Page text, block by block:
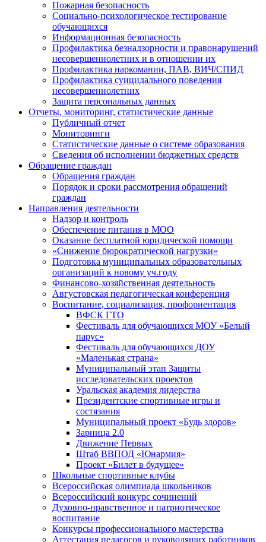
Пожарная безопасность
Социально-психологическое тестирование
обучающихся
Информационная безопасность
Профилактика безнадзорности и правонарушений
несовершеннолетних и в отношении их
Профилактика наркомании, ПАВ, ВИЧ/СПИД
Профилактика суицидального поведения
несовершеннолетних
Защита персональных данных
Отчеты, мониторинг, статистические данные
Публичный отчет
Мониторинги
Статистические данные о системе образования
Сведения об исполнении бюджетных средств
Обращение граждан
Обращения граждан
Порядок и сроки рассмотрения обращений
граждан
Направления деятельности
Надзор и контроль
Обеспечение питания в МОО
Оказание бесплатной юридической помощи
«Снижение бюрократической нагрузки»
Подготовка муниципальных образовательных
организаций к новому уч.году
Финансово-хозяйственная деятельность
Августовская педагогическая конференция
Воспитание, социализация, профориентация
ВФСК ГТО
Фестиваль для обучающихся МОУ «Белый
парус»
Фестиваль для обучающихся ДОУ
«Маленькая страна»
Муниципальный этап Защиты
исследовательских проектов
Уральская академия лидерства
Президентские спортивные игры и
состязания
Муниципальный проект «Будь здоров»
Зарница 2.0
Движение Первых
Штаб ВВПОД «Юнармия»
Проект «Билет в будущее»
Школьные спортивные клубы
Всероссийская олимпиада школьников
Всероссийский конкурс сочинений
Духовно-нравственное и патриотическое
воспитание
Конкурсы профессионального мастерства
Аттестация педагогов и руководящих работников